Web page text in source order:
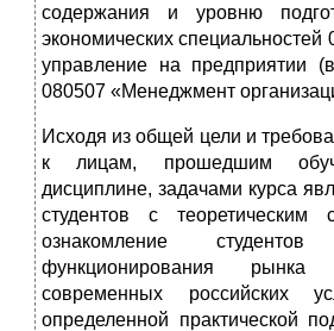
содержания и уровню
экономических
управление на предприятии
080507 «Менеджмент
Исходя из общей цели и
к лицам, прошедшим
дисциплине, задачами курса
студентов с теоретическим
ознакомление
функционирования
современных российских
определенной практической